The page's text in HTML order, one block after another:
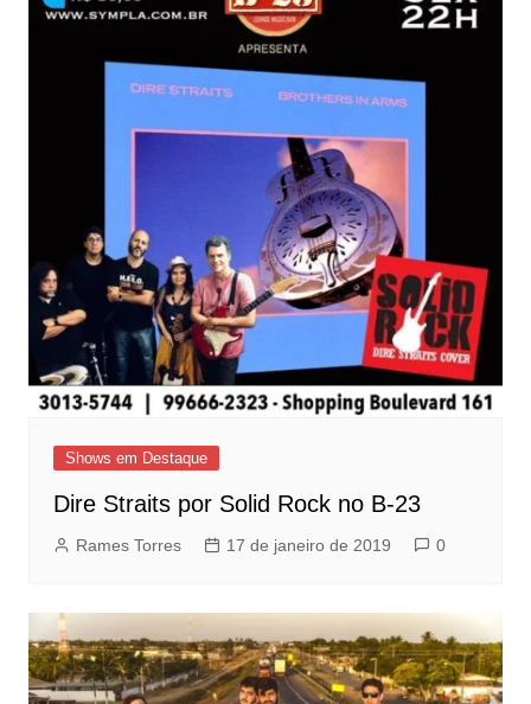
Shows em Destaque
Dire Straits por Solid Rock no B-23
Rames Torres 17 de janeiro de 2019 0